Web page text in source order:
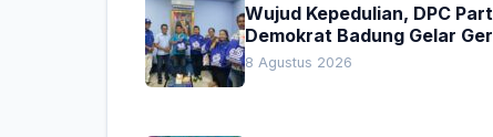
Wujud Kepedulian, DPC
Demokrat Badung Gelar
Donor Darah
8 Agustus 2026